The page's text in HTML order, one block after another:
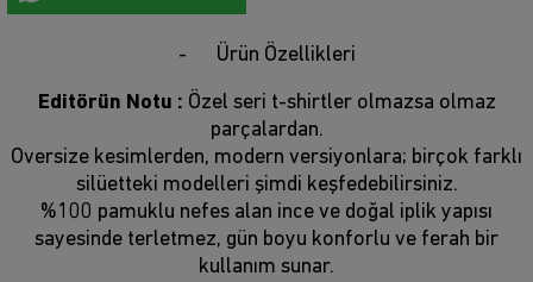
Ürün Özellikleri
Editörün Notu : Özel seri t-shirtler olmazsa olmaz
parçalardan.
Oversize kesimlerden, modern versiyonlara; birçok farklı
silüetteki modelleri şimdi keşfedebilirsiniz.
%100 pamuklu nefes alan ince ve doğal iplik yapısı
sayesinde terletmez, gün boyu konforlu ve ferah bir
kullanım sunar.